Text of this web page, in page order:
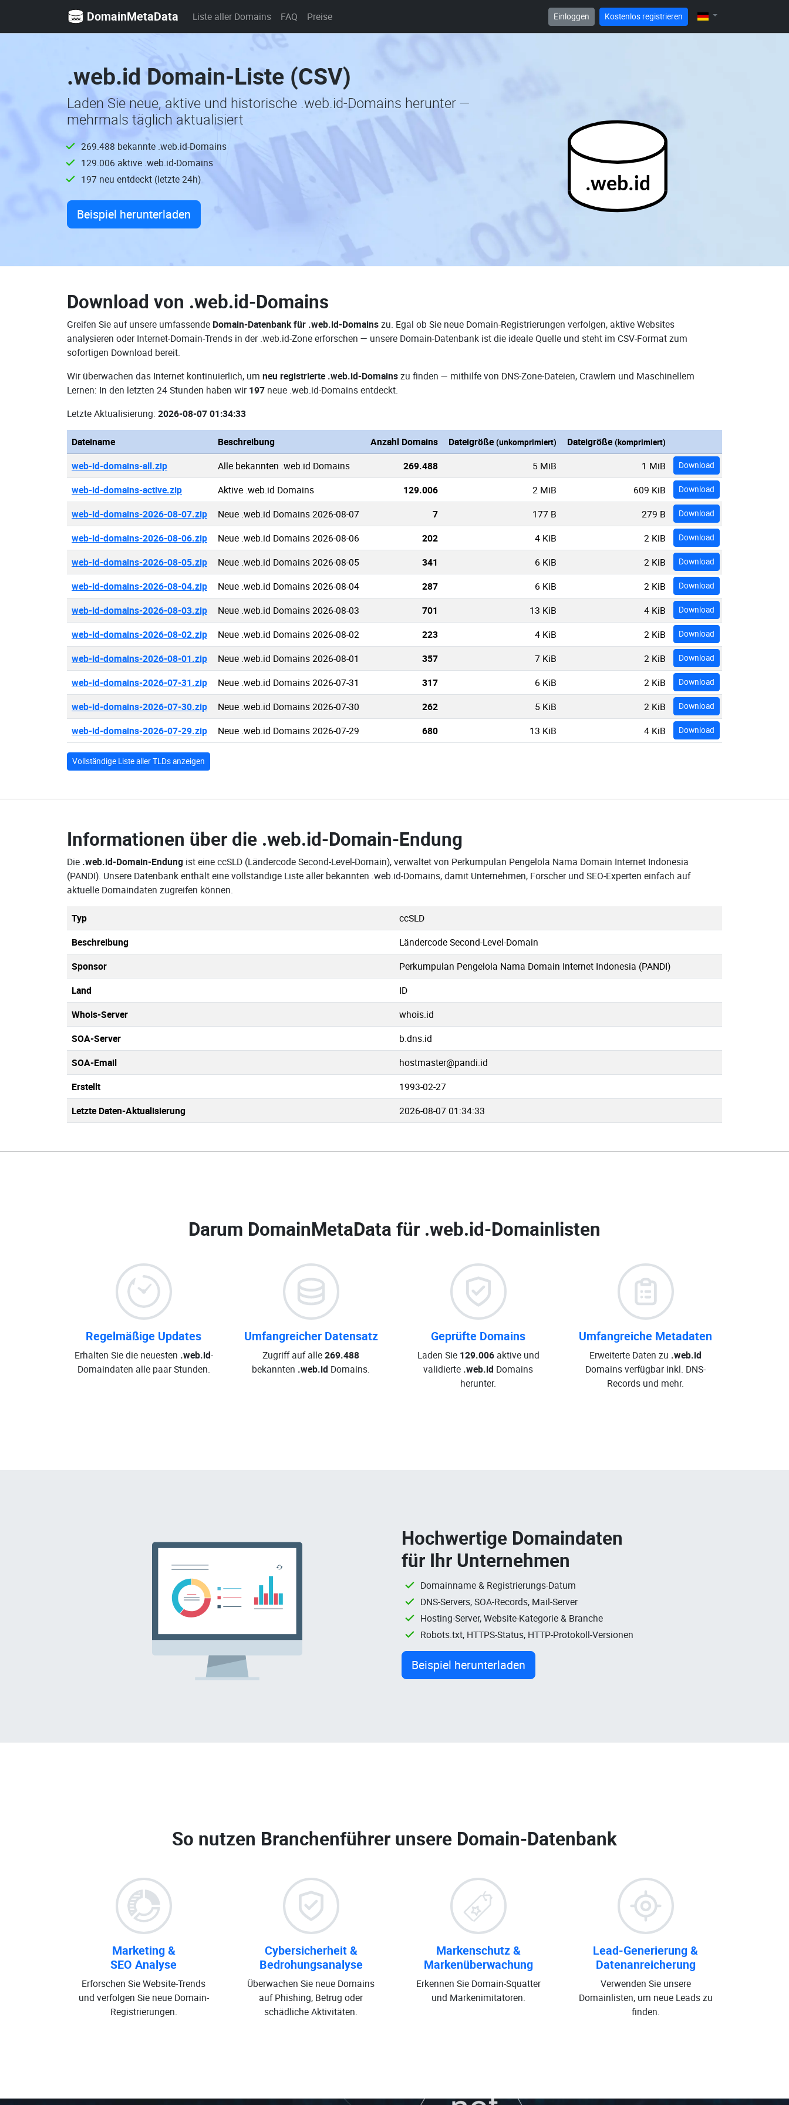
DomainMetaData Liste aller Domains FAQ Preise Einloggen Kostenlos registrieren
.web.id Domain-Liste (CSV)
Laden Sie neue, aktive und historische .web.id-Domains herunter —
mehrmals täglich aktualisiert
269.488 bekannte .web.id-Domains
129.006 aktive .web.id-Domains
197 neu entdeckt (letzte 24h)
Beispiel herunterladen
.web.id
Download von .web.id-Domains
Greifen Sie auf unsere umfassende Domain-Datenbank für .web.id-Domainszu. Egal ob Sie neue Domain-Registrierungen verfolgen, aktive Websites
analysieren oder Internet-Domain-Trends in der .web.id-Zone erforschen — unsere Domain-Datenbank ist die ideale Quelle und steht im CSV-Format zum
sofortigen Download bereit.
Wir überwachen das Internet kontinuierlich, um neu registrierte .web.id-Domainszu finden — mithilfe von DNS-Zone-Dateien, Crawlern und Maschinellem
Lernen: In den letzten 24 Stunden haben wir 197 neue .web.id-Domains entdeckt.
Letzte Aktualisierung: 2026-08-07 01:34:33
Dateiname Beschreibung Anzahl Domains Dateigröße (unkomprimiert) Dateigröße (komprimiert)
web-id-domains-all.zip Alle bekannten .web.id Domains 269.488 5 MiB 1 MiB Download
web-id-domains-active.zip Aktive .web.id Domains 129.006 2 MiB 609 KiB Download
web-id-domains-2026-08-07.zip Neue .web.id Domains 2026-08-07 7 177 B 279 B Download
web-id-domains-2026-08-06.zip Neue .web.id Domains 2026-08-06 202 4 KiB 2 KiB Download
web-id-domains-2026-08-05.zip Neue .web.id Domains 2026-08-05 341 6 KiB 2 KiB Download
web-id-domains-2026-08-04.zip Neue .web.id Domains 2026-08-04 287 6 KiB 2 KiB Download
web-id-domains-2026-08-03.zip Neue .web.id Domains 2026-08-03 701 13 KiB 4 KiB Download
web-id-domains-2026-08-02.zip Neue .web.id Domains 2026-08-02 223 4 KiB 2 KiB Download
web-id-domains-2026-08-01.zip Neue .web.id Domains 2026-08-01 357 7 KiB 2 KiB Download
web-id-domains-2026-07-31.zip Neue .web.id Domains 2026-07-31 317 6 KiB 2 KiB Download
web-id-domains-2026-07-30.zip Neue .web.id Domains 2026-07-30 262 5 KiB 2 KiB Download
web-id-domains-2026-07-29.zip Neue .web.id Domains 2026-07-29 680 13 KiB 4 KiB Download
Vollständige Liste aller TLDs anzeigen
Informationen über die .web.id-Domain-Endung
Die .web.id-Domain-Endung ist eine ccSLD (Ländercode Second-Level-Domain), verwaltet von Perkumpulan Pengelola Nama Domain Internet Indonesia
(PANDI). Unsere Datenbank enthält eine vollständige Liste aller bekannten .web.id-Domains, damit Unternehmen, Forscher und SEO-Experten einfach auf
aktuelle Domaindaten zugreifen können.
Typ
ccSLD
Beschreibung
Ländercode Second-Level-Domain
Sponsor
Perkumpulan Pengelola Nama Domain Internet Indonesia (PANDI)
Land
ID
Whois-Server
whois.id
SOA-Server
b.dns.id
SOA-Email
hostmaster@pandi.id
Erstellt
1993-02-27
Letzte Daten-Aktualisierung
2026-08-07 01:34:33
Darum DomainMetaData für .web.id-Domainlisten
Regelmäßige Updates
Erhalten Sie die neuesten .web.id-
Domaindaten alle paar Stunden.
Umfangreicher Datensatz
Zugriff auf alle269.488
bekannten .web.id Domains.
Geprüfte Domains
Laden Sie 129.006aktive und
validierte .web.id Domains
herunter.
Umfangreiche Metadaten
Erweiterte Daten zu .web.id
Domains verfügbar inkl. DNS-
Records und mehr.
Hochwertige Domaindaten
für Ihr Unternehmen
Domainname & Registrierungs-Datum
DNS-Servers, SOA-Records, Mail-Server
Hosting-Server, Website-Kategorie & Branche
Robots.txt, HTTPS-Status, HTTP-Protokoll-Versionen
Beispiel herunterladen
So nutzen Branchenführer unsere Domain-Datenbank
Marketing &
SEO Analyse
Erforschen Sie Website-Trends
und verfolgen Sie neue Domain-
Registrierungen.
Cybersicherheit &
Bedrohungsanalyse
Überwachen Sie neue Domains
auf Phishing, Betrug oder
schädliche Aktivitäten.
Markenschutz &
Markenüberwachung
Erkennen Sie Domain-Squatter
und Markenimitatoren.
Lead-Generierung &
Datenanreicherung
Verwenden Sie unsere
Domainlisten, um neue Leads zu
finden.